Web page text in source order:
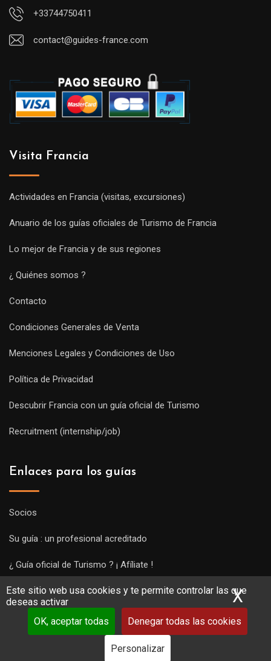
Este sitio web usa cookies y te permite controlar las que
deseas activar
OK, aceptar todas
Denegar todas las cookies
Personalizar
X
+33744750411
contact@guides-france.com
Visita Francia
Actividades en Francia (visitas, excursiones)
Anuario de los guías oficiales de Turismo de Francia
Lo mejor de Francia y de sus regiones
¿ Quiénes somos ?
Contacto
Condiciones Generales de Venta
Menciones Legales y Condiciones de Uso
Política de Privacidad
Descubrir Francia con un guía oficial de Turismo
Recruitment (internship/job)
Enlaces para los guías
Socios
Su guía : un profesional acreditado
¿ Guía oficial de Turismo ? ¡ Afíliate !
Subir una visita y empezar a trabajar !